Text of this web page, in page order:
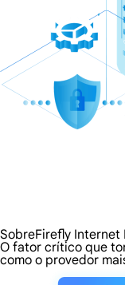
SobreFirefly Internet
O fator crítico que
como o provedor